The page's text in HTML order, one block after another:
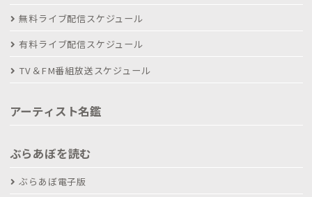
無料ライブ配信スケジュール
有料ライブ配信スケジュール
TV＆FM番組放送スケジュール
アーティスト名鑑
ぶらあぼを読む
ぶらあぼ電子版